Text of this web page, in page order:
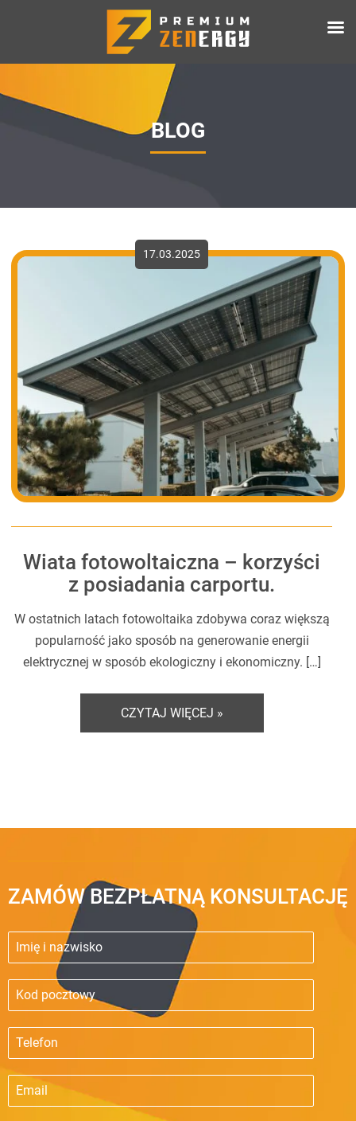
BLOG
17.03.2025
Wiata fotowoltaiczna – korzyści
z posiadania carportu.
W ostatnich latach fotowoltaika zdobywa coraz większą
popularność jako sposób na generowanie energii
elektrycznej w sposób ekologiczny i ekonomiczny. […]
CZYTAJ WIĘCEJ »
ZAMÓW BEZPŁATNĄ KONSULTACJĘ